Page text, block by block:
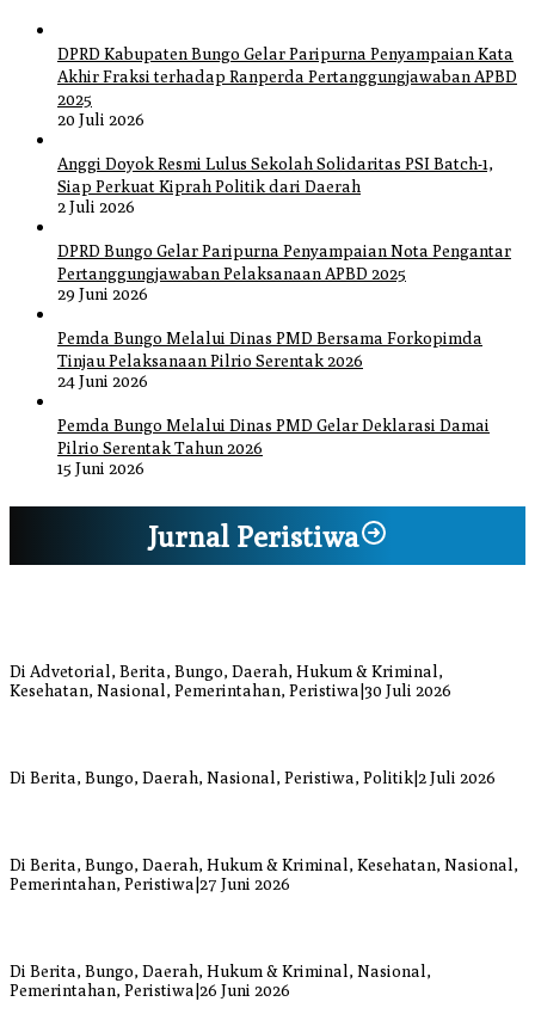
DPRD Kabupaten Bungo Gelar Paripurna Penyampaian Kata
Akhir Fraksi terhadap Ranperda Pertanggungjawaban APBD
2025
20 Juli 2026
Anggi Doyok Resmi Lulus Sekolah Solidaritas PSI Batch-1,
Siap Perkuat Kiprah Politik dari Daerah
2 Juli 2026
DPRD Bungo Gelar Paripurna Penyampaian Nota Pengantar
Pertanggungjawaban Pelaksanaan APBD 2025
29 Juni 2026
Pemda Bungo Melalui Dinas PMD Bersama Forkopimda
Tinjau Pelaksanaan Pilrio Serentak 2026
24 Juni 2026
Pemda Bungo Melalui Dinas PMD Gelar Deklarasi Damai
Pilrio Serentak Tahun 2026
15 Juni 2026
Jurnal Peristiwa
Di Advetorial, Berita, Bungo, Daerah, Hukum & Kriminal,
Kesehatan, Nasional, Pemerintahan, Peristiwa 30 Juli 2026
Di Berita, Bungo, Daerah, Nasional, Peristiwa, Politik|2 Juli 2026
Di Berita, Bungo, Daerah, Hukum & Kriminal, Kesehatan, Nasional,
Pemerintahan, Peristiwa 27 Juni 2026
Di Berita, Bungo, Daerah, Hukum & Kriminal, Nasional,
Pemerintahan, Peristiwa 26 Juni 2026